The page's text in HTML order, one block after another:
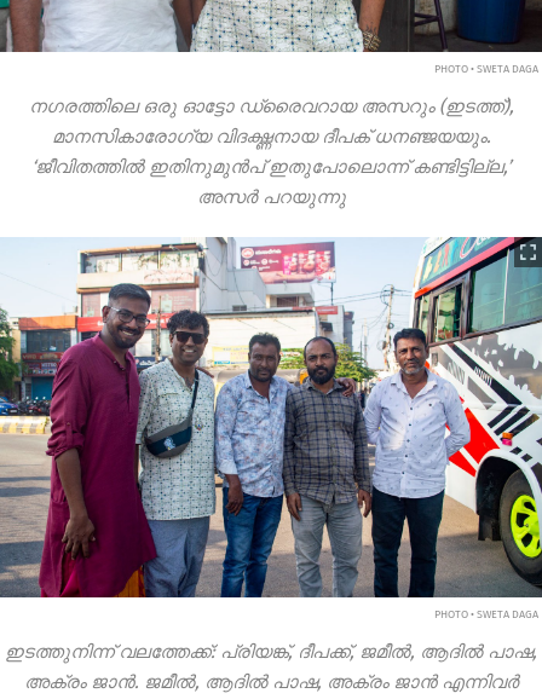
PHOTO • SWETA DAGA
നഗരത്തിലെ ഒരു ഓട്ടോ ഡ്രൈവറായ അസറും (ഇടത്ത്),
മാനസികാരോഗ്യ വിദഗ്ദ്ധനായ ദീപക് ധനഞ്ജയയും.
‘ജീവിതത്തിൽ ഇതിനുമുൻപ് ഇതുപോലൊന്ന് കണ്ടിട്ടില്ല,’
അസർ പറയുന്നു
PHOTO • SWETA DAGA
ഇടത്തുനിന്ന് വലത്തേക്ക്: പ്രിയങ്ക്, ദീപക്ക്, ജമീൽ, ആദിൽ പാഷ,
അക്രം ജാൻ. ജമീൽ, ആദിൽ പാഷ, അക്രം ജാൻ എന്നിവർ